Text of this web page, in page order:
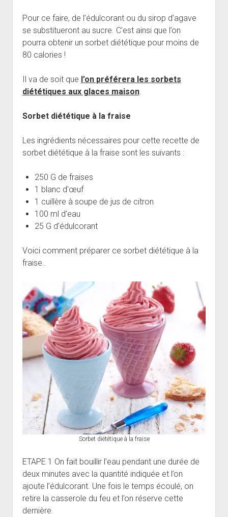
Pour ce faire, de l’édulcorant ou du sirop d’agave
se substitueront au sucre. C’est ainsi que l’on
pourra obtenir un sorbet diététique pour moins de
80 calories !
Il va de soit que l’on préférera les sorbets
diététiques aux glaces maison.
Sorbet diététique à la fraise
Les ingrédients nécessaires pour cette recette de
sorbet diététique à la fraise sont les suivants :
250 G de fraises
1 blanc d’œuf
1 cuillère à soupe de jus de citron
100 ml d’eau
25 G d’édulcorant
Voici comment préparer ce sorbet diététique à la
fraise..
Sorbet diététique à la fraise
ETAPE 1 On fait bouillir l’eau pendant une durée de
deux minutes avec la quantité indiquée et l’on
ajoute l’édulcorant. Une fois le temps écoulé, on
retire la casserole du feu et l’on réserve cette
dernière.